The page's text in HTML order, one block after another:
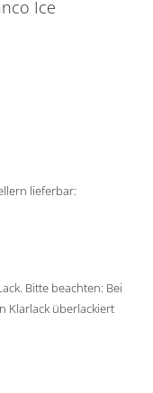
Ice
lieferbar:
Bitte beachten: Bei
Klarlack überlackiert